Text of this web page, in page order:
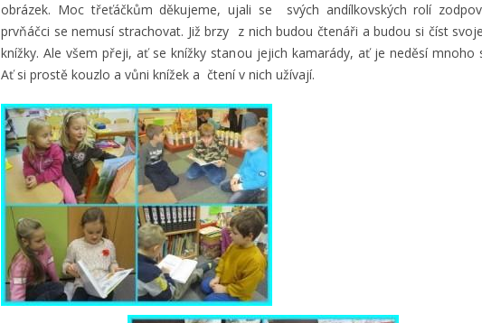
obrázek. Moc třeťáčkům děkujeme, ujali se svých andílkovských rolí
prvňáčci se nemusí strachovat. Již brzy z nich budou čtenáři a budou si číst
knížky. Ale všem přeji, ať se knížky stanou jejich kamarády, ať je neděsí mnoho
Ať si prostě kouzlo a vůni knížek a čtení v nich užívají.